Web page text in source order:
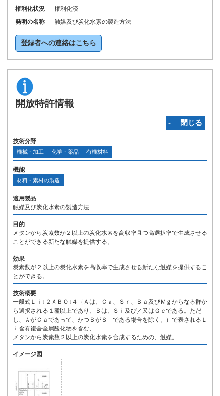
権利化状況
権利化済
発明の名称
触媒及び炭化水素の製造方法
登録者への連絡はこちら
開放特許情報
‐ 閉じる
技術分野
機械・加工 化学・薬品 有機材料
機能
材料・素材の製造
適用製品
触媒及び炭化水素の製造方法
目的
メタンから炭素数が２以上の炭化水素を高収率且つ高選択率で生成させる
ことができる新たな触媒を提供する。
効果
炭素数が２以上の炭化水素を高収率で生成させる新たな触媒を提供するこ
とができる。
技術概要
一般式Ｌｉ↓２ＡＢＯ↓４（Ａは、Ｃａ、Ｓｒ、Ｂａ及びＭｇからなる群か
ら選択される１種以上であり、Ｂは、Ｓｉ及び／又はＧｅである。ただ
し、ＡがＣａであって、かつＢがＳｉである場合を除く。）で表されるＬ
ｉ含有複合金属酸化物を含む、
メタンから炭素数２以上の炭化水素を合成するための、触媒。
イメージ図